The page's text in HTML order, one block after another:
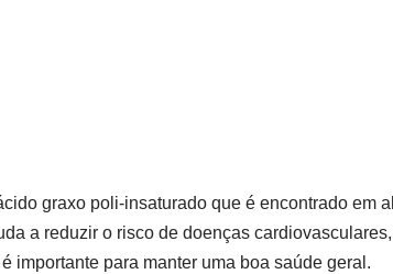
graxo poli-insaturado que é encontrado em
a reduzir o risco de doenças
importante para manter uma boa saúde geral.